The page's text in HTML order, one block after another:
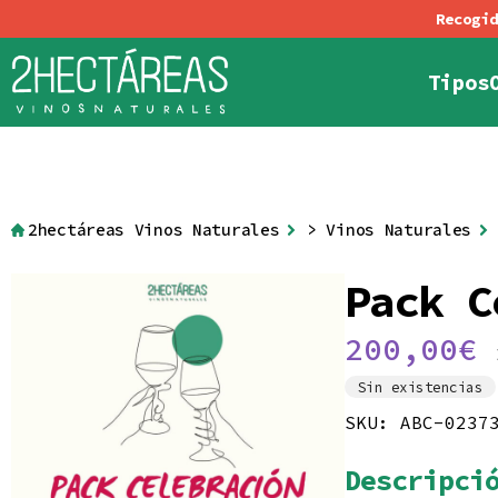
Tipos
TintosBlancos
Política de CookiesCondiciones
2hectáreas Vinos Naturales >Vinos Naturales
Pack
200,00€
Sin existencias
SKU: ABC-